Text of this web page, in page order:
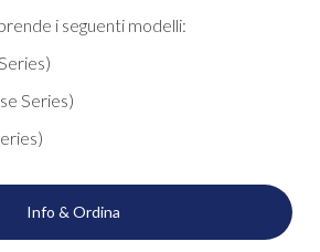
i seguenti modelli:
Series)
Info & Ordina